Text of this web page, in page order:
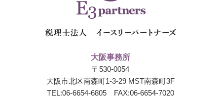
大阪事務所
〒530-0054
大阪市北区南森町1-3-29 MST南森町3F
TEL:06-6654-6805 FAX:06-6654-7020